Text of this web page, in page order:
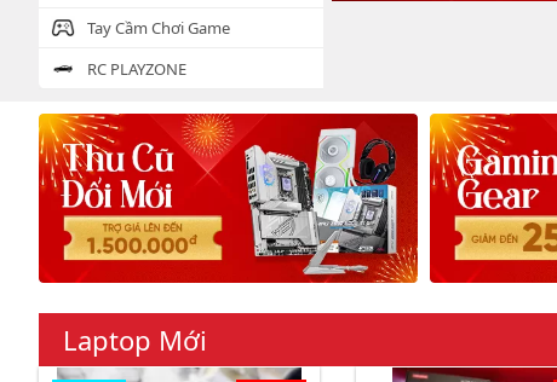
Tay Cầm Chơi Game
RC PLAYZONE
Laptop Mới